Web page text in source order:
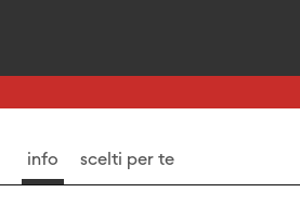
info scelti per te